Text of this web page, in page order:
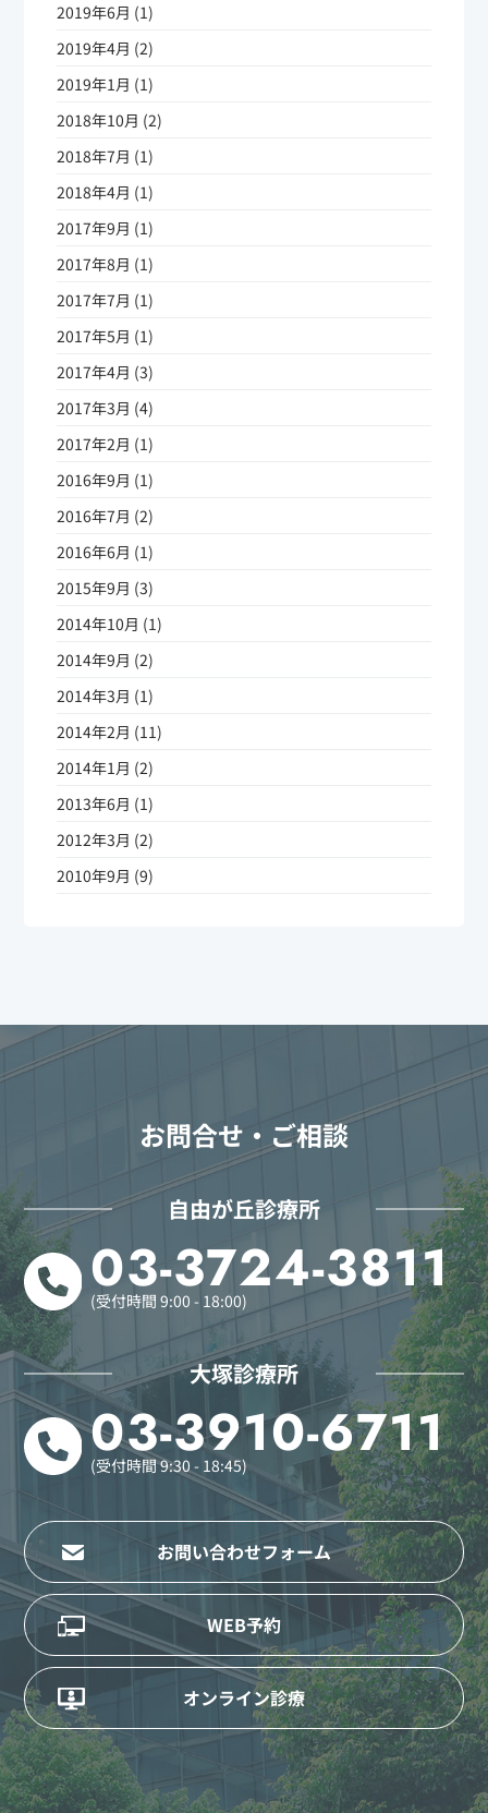
2019年6月 (1)
2019年4月 (2)
2019年1月 (1)
2018年10月 (2)
2018年7月 (1)
2018年4月 (1)
2017年9月 (1)
2017年8月 (1)
2017年7月 (1)
2017年5月 (1)
2017年4月 (3)
2017年3月 (4)
2017年2月 (1)
2016年9月 (1)
2016年7月 (2)
2016年6月 (1)
2015年9月 (3)
2014年10月 (1)
2014年9月 (2)
2014年3月 (1)
2014年2月 (11)
2014年1月 (2)
2013年6月 (1)
2012年3月 (2)
2010年9月 (9)
お問合せ・ご相談
自由が丘診療所
03-3724-3811
(受付時間 9:00 - 18:00)
大塚診療所
03-3910-6711
(受付時間 9:30 - 18:45)
お問い合わせフォーム
WEB予約
オンライン診療